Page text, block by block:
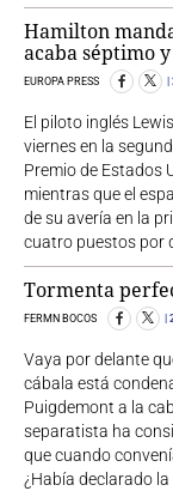
Hamilton
acaba séptimo
EUROPA PRESS
El piloto inglés
viernes en la
Premio de Estados
mientras que el
de su avería en la
cuatro puestos por
Tormenta
FERMN BOCOS
Vaya por delante
cábala está
Puigdemont a la
separatista ha
que cuando
¿Había declarado la